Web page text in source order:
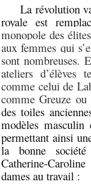
La révolution va
royale est
monopole des
aux femmes qui
sont nombreuses.
ateliers d’élèves
comme celui de
comme Greuze ou
des toiles
modèles
permettant ainsi
la bonne
Catherine-
dames au travail :